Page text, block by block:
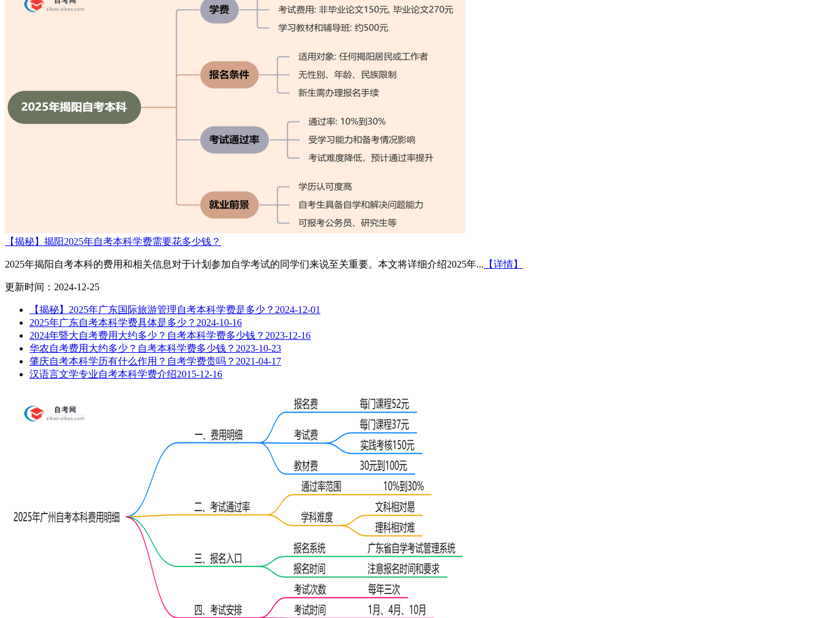
【揭秘】揭阳2025年自考本科学费需要花多少钱？
2025年揭阳自考本科的费用和相关信息对于计划参加自学考试的同学们来说至关重要。本文将详细介绍2025年... 【详情】
更新时间：2024-12-25
【揭秘】2025年广东国际旅游管理自考本科学费是多少？ 2024-12-01
2025年广东自考本科学费具体是多少？ 2024-10-16
2024年暨大自考费用大约多少？自考本科学费多少钱？ 2023-12-16
华农自考费用大约多少？自考本科学费多少钱？ 2023-10-23
肇庆自考本科学历有什么作用？自考学费贵吗？ 2021-04-17
汉语言文学专业自考本科学费介绍2015-12-16